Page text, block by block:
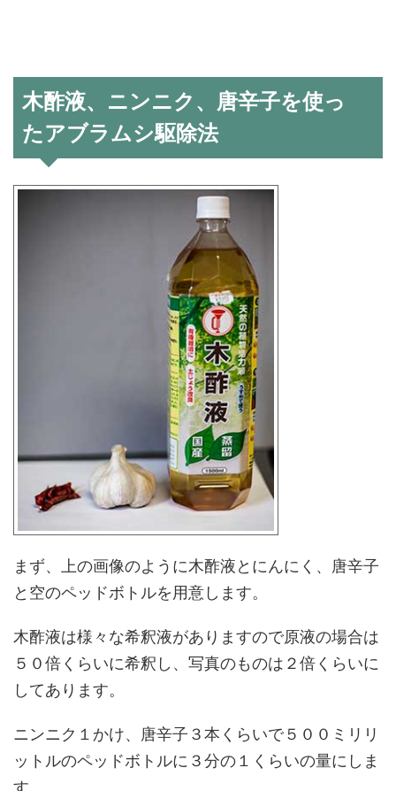
木酢液、ニンニク、唐辛子を使っ
たアブラムシ駆除法
まず、上の画像のように木酢液とにんにく、唐辛子
と空のペッドボトルを用意します。
木酢液は様々な希釈液がありますので原液の場合は
５０倍くらいに希釈し、写真のものは２倍くらいに
してあります。
ニンニク１かけ、唐辛子３本くらいで５００ミリリ
ットルのペッドボトルに３分の１くらいの量にしま